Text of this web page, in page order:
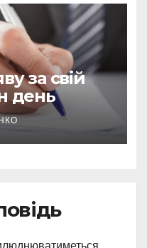
за свій
день